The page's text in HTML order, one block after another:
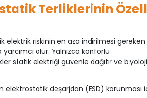
Terliklerinin
riskinin en aza indirilmesi gereken
olur. Yalnızca konforlu
statik elektriği güvenle dağıtır ve
elektrostatik deşarjdan (ESD)